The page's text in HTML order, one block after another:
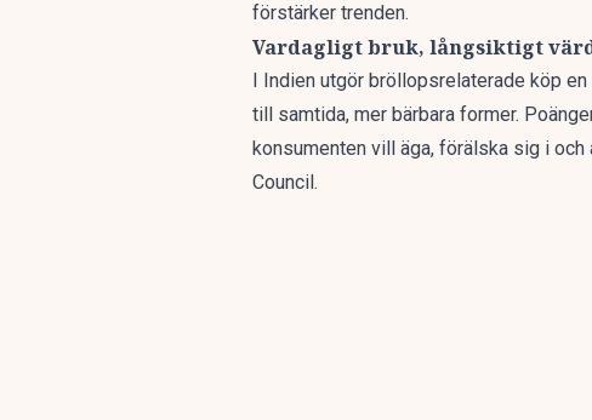
förstärker trenden.
Vardagligt bruk, långsiktigt
I Indien utgör bröllopsrelaterade köp
till samtida, mer bärbara former.
konsumenten vill äga, förälska sig i och
Council.